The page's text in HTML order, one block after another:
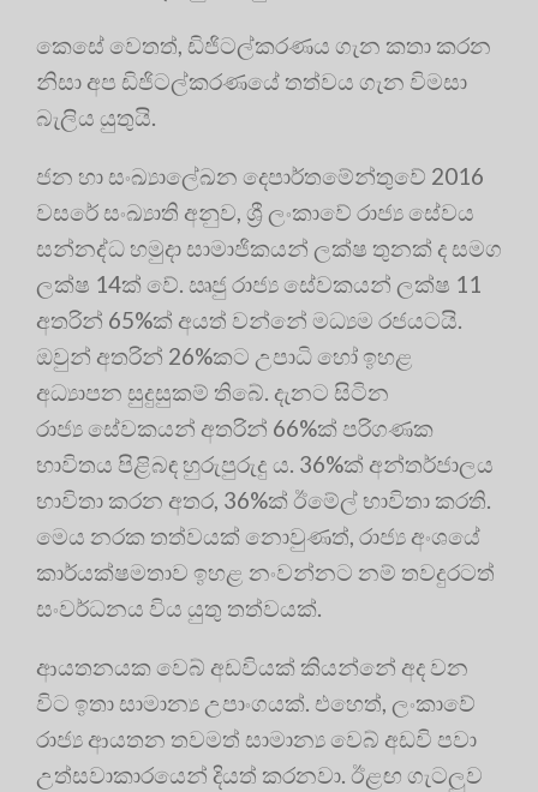
කෙසේ වෙතත්, ඩිජිටල්කරණය ගැන කතා කරන
නිසා අප ඩිජිටල්කරණයේ තත්වය ගැන විමසා
බැලිය යුතුයි.
ජන හා සංඛ්‍යාලේඛන දෙපාර්තමේන්තුවේ 2016
වසරේ සංඛ්‍යාති අනුව, ශ්‍රී ලංකාවේ රාජ්‍ය සේවය
සන්නද්ධ හමුදා සාමාජිකයන් ලක්ෂ තුනක් ද සමග
ලක්ෂ 14ක් වේ. ඍජු රාජ්‍ය සේවකයන් ලක්ෂ 11
අතරින් 65%ක් අයත් වන්නේ මධ්‍යම රජයටයි.
ඔවුන් අතරින් 26%කට උපාධි හෝ ඉහළ
අධ්‍යාපන සුදුසුකම් තිබේ. දැනට සිටින
රාජ්‍ය සේවකයන් අතරින් 66%ක් පරිගණක
භාවිතය පිළිබඳ හුරුපුරුදු ය. 36%ක් අන්තර්ජාලය
භාවිතා කරන අතර, 36%ක් ඊමේල් භාවිතා කරති.
මෙය නරක තත්වයක් නොවුණත්, රාජ්‍ය අංශයේ
කාර්යක්ෂමතාව ඉහළ නංවන්නට නම් තවදුරටත්
සංවර්ධනය විය යුතු තත්වයක්.
ආයතනයක වෙබ් අඩවියක් කියන්නේ අද වන
විට ඉතා සාමාන්‍ය උපාංගයක්. එහෙත්, ලංකාවේ
රාජ්‍ය ආයතන තවමත් සාමාන්‍ය වෙබ් අඩවි පවා
උත්සවාකාරයෙන් දියත් කරනවා. ඊළඟ ගැටලුව